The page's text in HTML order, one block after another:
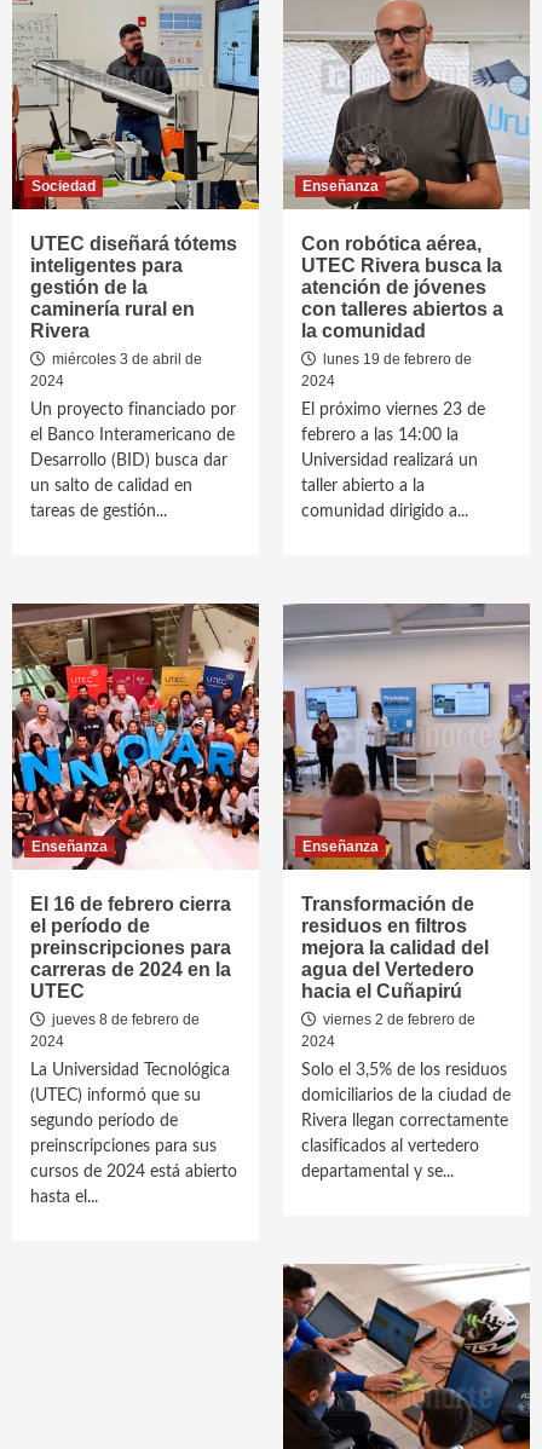
Sociedad
UTEC diseñará tótems
inteligentes para
gestión de la
caminería rural en
Rivera
miércoles 3 de abril de
2024
Un proyecto financiado por
el Banco Interamericano de
Desarrollo (BID) busca dar
un salto de calidad en
tareas de gestión...
Enseñanza
Con robótica aérea,
UTEC Rivera busca la
atención de jóvenes
con talleres abiertos a
la comunidad
lunes 19 de febrero de
2024
El próximo viernes 23 de
febrero a las 14:00 la
Universidad realizará un
taller abierto a la
comunidad dirigido a...
Enseñanza
El 16 de febrero cierra
el período de
preinscripciones para
carreras de 2024 en la
UTEC
jueves 8 de febrero de
2024
La Universidad Tecnológica
(UTEC) informó que su
segundo período de
preinscripciones para sus
cursos de 2024 está abierto
hasta el...
Enseñanza
Transformación de
residuos en filtros
mejora la calidad del
agua del Vertedero
hacia el Cuñapirú
viernes 2 de febrero de
2024
Solo el 3,5% de los residuos
domiciliarios de la ciudad de
Rivera llegan correctamente
clasificados al vertedero
departamental y se...